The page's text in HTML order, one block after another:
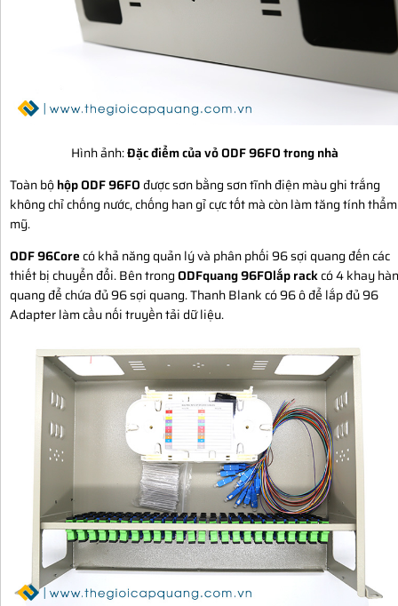
Hình ảnh:Đặc điểm của vỏ ODF 96FO trong nhà
Toàn bộhộp ODF 96FO được sơn bằng sơn tĩnh điện màu ghi trắng
không chỉ chống nước, chống han gỉ cực tốt mà còn làm tăng tính thẩm
mỹ.
ODF 96Core có khả năng quản lý và phân phối 96 sợi quang đến các
thiết bị chuyển đổi. Bên trongODFquang 96FOlắp rackcó 4 khay hàn
quang để chứa đủ 96 sợi quang. Thanh Blank có 96 ô để lắp đủ 96
Adapter làm cầu nối truyền tải dữ liệu.